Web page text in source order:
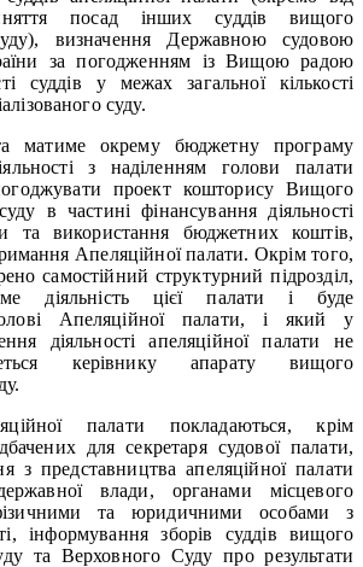
посад інших суддів вищого
суду), визначення Державною судовою
за погодженням із Вищою радою
суддів у межах загальної кількості
суду.
матиме окрему бюджетну програму
з наділенням голови палати
проект кошторису Вищого
в частині фінансування діяльності
та використання бюджетних коштів,
Апеляційної палати. Окрім того,
самостійний структурний підрозділ,
діяльність цієї палати і буде
Апеляційної палати, і який у
діяльності апеляційної палати не
керівнику апарату вищого
палати покладаються, крім
для секретаря судової палати,
з представництва апеляційної палати
влади, органами місцевого
та юридичними особами з
інформування зборів суддів вищого
та Верховного Суду про результати